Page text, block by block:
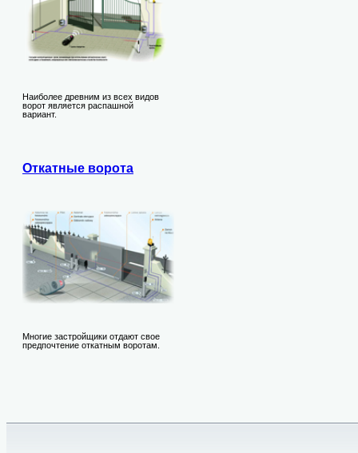
Наиболее древним из всех видов
ворот является распашной
вариант.
Откатные ворота
Многие застройщики отдают свое
предпочтение откатным воротам.